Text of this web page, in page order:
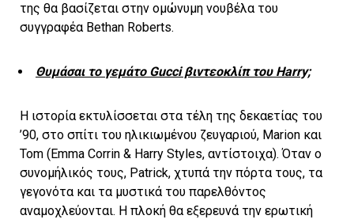
της θα βασίζεται στην ομώνυμη νουβέλα του
συγγραφέα Bethan Roberts.
Θυμάσαι το γεμάτο Gucci βιντεοκλίπ του Harry;
Η ιστορία εκτυλίσσεται στα τέλη της δεκαετίας του
’90, στο σπίτι του ηλικιωμένου ζευγαριού, Marion και
Tom (Emma Corrin & Harry Styles, αντίστοιχα). Όταν ο
συνομήλικός τους, Patrick, χτυπά την πόρτα τους, τα
γεγονότα και τα μυστικά του παρελθόντος
αναμοχλεύονται. Η πλοκή θα εξερευνά την ερωτική